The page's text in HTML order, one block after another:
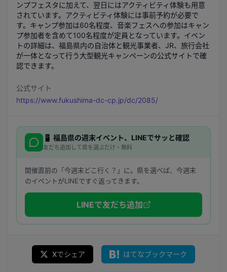
ンプフェスタに加えて、翌日にはアクティビティ体験も用意
されています。アクティビティ体験には事前予約が必要で
す。キャンプ参加は60名程度、音楽フェスへの参加はキャン
プ参加者を含めて100名程度が定員となっています。イベン
トの詳細は、福島県内の自治体と観光事業者、JR、旅行会社
が一体となって行う大型観光キャンペーンの公式サイトで確
認できます。
公式サイト
https://www.fukushima-dc-cp.jp/dc/2085/
📱 福島県の週末イベント、LINEでサッと確認
友だち追加して県を選ぶだけ・無料
開催直前の「今週末どこ行く？」に。県を選べば、今週末
のイベントがLINEですぐ返ってきます。
LINEで友だち追加
Xでシェア はてなブックマーク